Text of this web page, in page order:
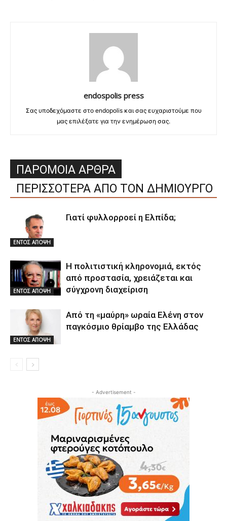
endospolis press
Σας υποδεχόμαστε στο endopolis και σας ευχαριστούμε που
μας επιλέξατε για την ενημέρωση σας.
ΠΑΡΟΜΟΙΑ ΑΡΘΡΑ
ΠΕΡΙΣΣΟΤΕΡΑ ΑΠΟ ΤΟΝ ΔΗΜΙΟΥΡΓΟ
ΕΝΤΟΣ ΑΠΟΨΗ
Γιατί φυλλορροεί η Ελπίδα;
ΕΝΤΟΣ ΑΠΟΨΗ
Η πολιτιστική κληρονομιά, εκτός
από προστασία, χρειάζεται και
σύγχρονη διαχείριση
ΕΝΤΟΣ ΑΠΟΨΗ
Από τη «μαύρη» ωραία Ελένη στον
παγκόσμιο θρίαμβο της Ελλάδας
- Advertisement -